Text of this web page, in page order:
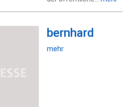
bernhard
mehr